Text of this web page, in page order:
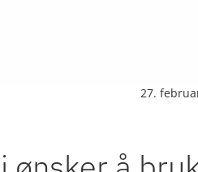
27.